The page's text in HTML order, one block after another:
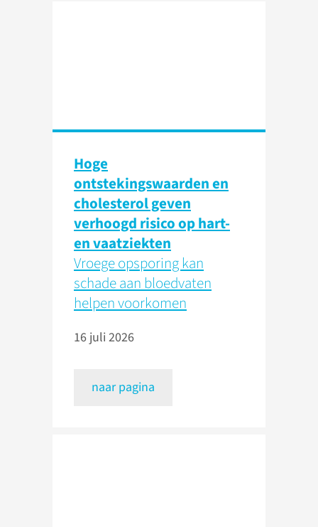
Hoge
ontstekingswaarden en
cholesterol geven
verhoogd risico op hart-
en vaatziekten
Vroege opsporing kan
schade aan bloedvaten
helpen voorkomen
16 juli 2026
naar pagina